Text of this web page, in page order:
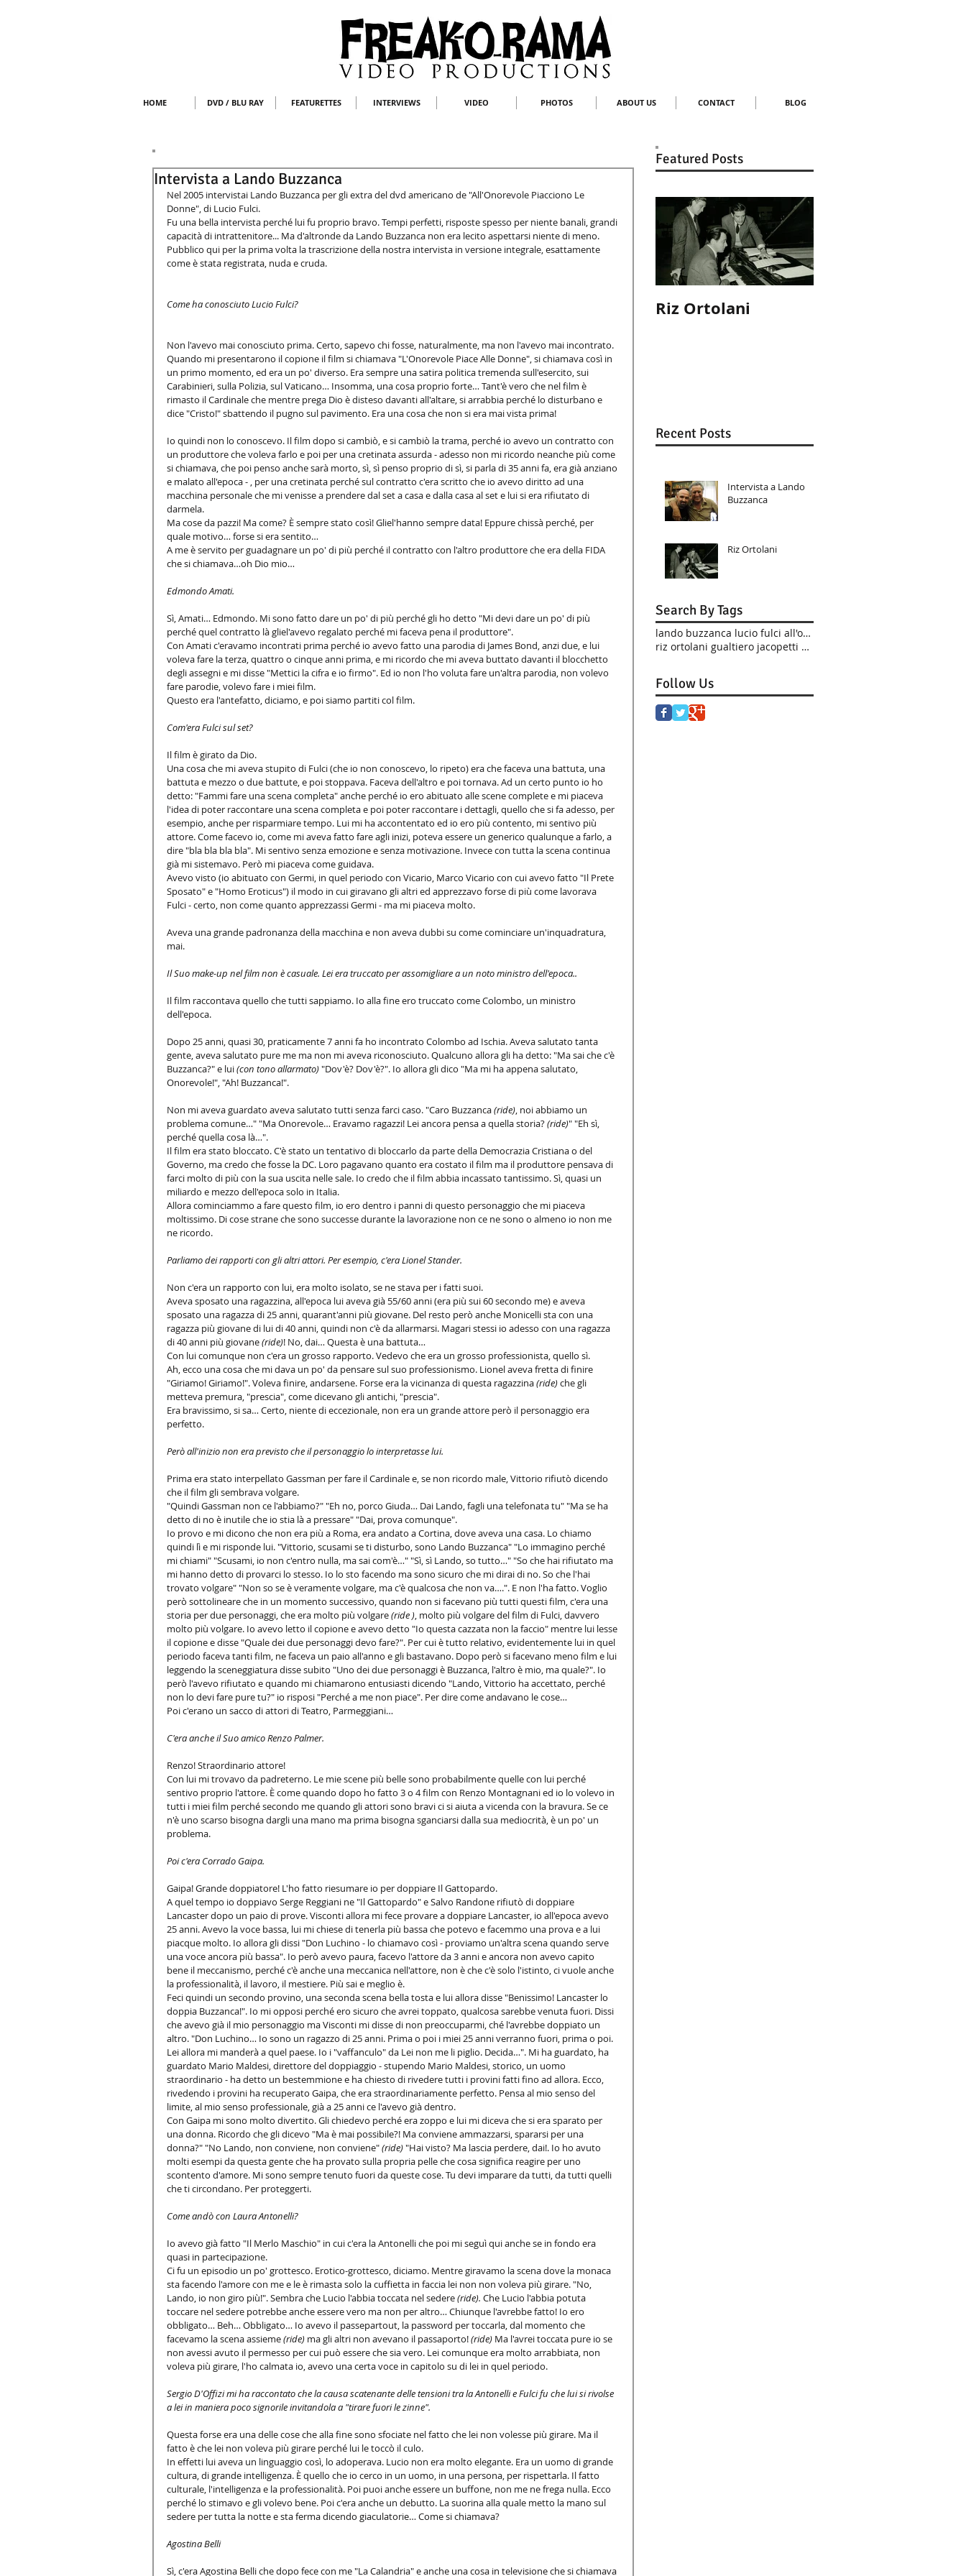
HOME DVD / BLU RAY FEATURETTES INTERVIEWS VIDEO PHOTOS ABOUT US CONTACT BLOG
Intervista a Lando Buzzanca
Nel 2005 intervistai Lando Buzzanca per gli extra del dvd americano de "All'Onorevole Piacciono Le
Donne", di Lucio Fulci.
Fu una bella intervista perché lui fu proprio bravo. Tempi perfetti, risposte spesso per niente banali, grandi
capacità di intrattenitore... Ma d'altronde da Lando Buzzanca non era lecito aspettarsi niente di meno.
Pubblico qui per la prima volta la trascrizione della nostra intervista in versione integrale, esattamente
come è stata registrata, nuda e cruda.
Come ha conosciuto Lucio Fulci?
Non l'avevo mai conosciuto prima. Certo, sapevo chi fosse, naturalmente, ma non l'avevo mai incontrato.
Quando mi presentarono il copione il film si chiamava "L'Onorevole Piace Alle Donne", si chiamava così in
un primo momento, ed era un po' diverso. Era sempre una satira politica tremenda sull'esercito, sui
Carabinieri, sulla Polizia, sul Vaticano… Insomma, una cosa proprio forte… Tant'è vero che nel film è
rimasto il Cardinale che mentre prega Dio è disteso davanti all'altare, si arrabbia perché lo disturbano e
dice "Cristo!" sbattendo il pugno sul pavimento. Era una cosa che non si era mai vista prima!
Io quindi non lo conoscevo. Il film dopo si cambiò, e si cambiò la trama, perché io avevo un contratto con
un produttore che voleva farlo e poi per una cretinata assurda - adesso non mi ricordo neanche più come
si chiamava, che poi penso anche sarà morto, sì, sì penso proprio di sì, si parla di 35 anni fa, era già anziano
e malato all'epoca - , per una cretinata perché sul contratto c'era scritto che io avevo diritto ad una
macchina personale che mi venisse a prendere dal set a casa e dalla casa al set e lui si era rifiutato di
darmela.
Ma cose da pazzi! Ma come? È sempre stato così! Gliel'hanno sempre data! Eppure chissà perché, per
quale motivo… forse si era sentito…
A me è servito per guadagnare un po' di più perché il contratto con l'altro produttore che era della FIDA
che si chiamava…oh Dio mio…
Edmondo Amati.
Sì, Amati… Edmondo. Mi sono fatto dare un po' di più perché gli ho detto "Mi devi dare un po' di più
perché quel contratto là gliel'avevo regalato perché mi faceva pena il produttore".
Con Amati c'eravamo incontrati prima perché io avevo fatto una parodia di James Bond, anzi due, e lui
voleva fare la terza, quattro o cinque anni prima, e mi ricordo che mi aveva buttato davanti il blocchetto
degli assegni e mi disse "Mettici la cifra e io firmo". Ed io non l'ho voluta fare un'altra parodia, non volevo
fare parodie, volevo fare i miei film.
Questo era l'antefatto, diciamo, e poi siamo partiti col film.
Com'era Fulci sul set?
Il film è girato da Dio.
Una cosa che mi aveva stupito di Fulci (che io non conoscevo, lo ripeto) era che faceva una battuta, una
battuta e mezzo o due battute, e poi stoppava. Faceva dell'altro e poi tornava. Ad un certo punto io ho
detto: "Fammi fare una scena completa" anche perché io ero abituato alle scene complete e mi piaceva
l'idea di poter raccontare una scena completa e poi poter raccontare i dettagli, quello che si fa adesso, per
esempio, anche per risparmiare tempo. Lui mi ha accontentato ed io ero più contento, mi sentivo più
attore. Come facevo io, come mi aveva fatto fare agli inizi, poteva essere un generico qualunque a farlo, a
dire "bla bla bla bla". Mi sentivo senza emozione e senza motivazione. Invece con tutta la scena continua
già mi sistemavo. Però mi piaceva come guidava.
Avevo visto (io abituato con Germi, in quel periodo con Vicario, Marco Vicario con cui avevo fatto "Il Prete
Sposato" e "Homo Eroticus") il modo in cui giravano gli altri ed apprezzavo forse di più come lavorava
Fulci - certo, non come quanto apprezzassi Germi - ma mi piaceva molto.
Aveva una grande padronanza della macchina e non aveva dubbi su come cominciare un'inquadratura,
mai.
Il Suo make-up nel film non è casuale. Lei era truccato per assomigliare a un noto ministro dell'epoca..
Il film raccontava quello che tutti sappiamo. Io alla fine ero truccato come Colombo, un ministro
dell'epoca.
Dopo 25 anni, quasi 30, praticamente 7 anni fa ho incontrato Colombo ad Ischia. Aveva salutato tanta
gente, aveva salutato pure me ma non mi aveva riconosciuto. Qualcuno allora gli ha detto: "Ma sai che c'è
Buzzanca?" e lui (con tono allarmato) "Dov'è? Dov'è?". Io allora gli dico "Ma mi ha appena salutato,
Onorevole!", "Ah! Buzzanca!".
Non mi aveva guardato aveva salutato tutti senza farci caso. "Caro Buzzanca (ride), noi abbiamo un
problema comune…" "Ma Onorevole… Eravamo ragazzi! Lei ancora pensa a quella storia? (ride)" "Eh sì,
perché quella cosa là…".
Il film era stato bloccato. C'è stato un tentativo di bloccarlo da parte della Democrazia Cristiana o del
Governo, ma credo che fosse la DC. Loro pagavano quanto era costato il film ma il produttore pensava di
farci molto di più con la sua uscita nelle sale. Io credo che il film abbia incassato tantissimo. Sì, quasi un
miliardo e mezzo dell'epoca solo in Italia.
Allora cominciammo a fare questo film, io ero dentro i panni di questo personaggio che mi piaceva
moltissimo. Di cose strane che sono successe durante la lavorazione non ce ne sono o almeno io non me
ne ricordo.
Parliamo dei rapporti con gli altri attori. Per esempio, c'era Lionel Stander.
Non c'era un rapporto con lui, era molto isolato, se ne stava per i fatti suoi.
Aveva sposato una ragazzina, all'epoca lui aveva già 55/60 anni (era più sui 60 secondo me) e aveva
sposato una ragazza di 25 anni, quarant'anni più giovane. Del resto però anche Monicelli sta con una
ragazza più giovane di lui di 40 anni, quindi non c'è da allarmarsi. Magari stessi io adesso con una ragazza
di 40 anni più giovane (ride)! No, dai… Questa è una battuta…
Con lui comunque non c'era un grosso rapporto. Vedevo che era un grosso professionista, quello sì.
Ah, ecco una cosa che mi dava un po' da pensare sul suo professionismo. Lionel aveva fretta di finire
"Giriamo! Giriamo!". Voleva finire, andarsene. Forse era la vicinanza di questa ragazzina (ride) che gli
metteva premura, "prescia", come dicevano gli antichi, "prescia".
Era bravissimo, si sa… Certo, niente di eccezionale, non era un grande attore però il personaggio era
perfetto.
Però all'inizio non era previsto che il personaggio lo interpretasse lui.
Prima era stato interpellato Gassman per fare il Cardinale e, se non ricordo male, Vittorio rifiutò dicendo
che il film gli sembrava volgare.
"Quindi Gassman non ce l'abbiamo?" "Eh no, porco Giuda… Dai Lando, fagli una telefonata tu" "Ma se ha
detto di no è inutile che io stia là a pressare" "Dai, prova comunque".
Io provo e mi dicono che non era più a Roma, era andato a Cortina, dove aveva una casa. Lo chiamo
quindi lì e mi risponde lui. "Vittorio, scusami se ti disturbo, sono Lando Buzzanca" "Lo immagino perché
mi chiami" "Scusami, io non c'entro nulla, ma sai com'è…" "Sì, sì Lando, so tutto…" "So che hai rifiutato ma
mi hanno detto di provarci lo stesso. Io lo sto facendo ma sono sicuro che mi dirai di no. So che l'hai
trovato volgare" "Non so se è veramente volgare, ma c'è qualcosa che non va….". E non l'ha fatto. Voglio
però sottolineare che in un momento successivo, quando non si facevano più tutti questi film, c'era una
storia per due personaggi, che era molto più volgare (ride ), molto più volgare del film di Fulci, davvero
molto più volgare. Io avevo letto il copione e avevo detto "Io questa cazzata non la faccio" mentre lui lesse
il copione e disse "Quale dei due personaggi devo fare?". Per cui è tutto relativo, evidentemente lui in quel
periodo faceva tanti film, ne faceva un paio all'anno e gli bastavano. Dopo però si facevano meno film e lui
leggendo la sceneggiatura disse subito "Uno dei due personaggi è Buzzanca, l'altro è mio, ma quale?". Io
però l'avevo rifiutato e quando mi chiamarono entusiasti dicendo "Lando, Vittorio ha accettato, perché
non lo devi fare pure tu?" io risposi "Perché a me non piace". Per dire come andavano le cose…
Poi c'erano un sacco di attori di Teatro, Parmeggiani…
C'era anche il Suo amico Renzo Palmer.
Renzo! Straordinario attore!
Con lui mi trovavo da padreterno. Le mie scene più belle sono probabilmente quelle con lui perché
sentivo proprio l'attore. È come quando dopo ho fatto 3 o 4 film con Renzo Montagnani ed io lo volevo in
tutti i miei film perché secondo me quando gli attori sono bravi ci si aiuta a vicenda con la bravura. Se ce
n'è uno scarso bisogna dargli una mano ma prima bisogna sganciarsi dalla sua mediocrità, è un po' un
problema.
Poi c'era Corrado Gaipa.
Gaipa! Grande doppiatore! L'ho fatto riesumare io per doppiare Il Gattopardo.
A quel tempo io doppiavo Serge Reggiani ne "Il Gattopardo" e Salvo Randone rifiutò di doppiare
Lancaster dopo un paio di prove. Visconti allora mi fece provare a doppiare Lancaster, io all'epoca avevo
25 anni. Avevo la voce bassa, lui mi chiese di tenerla più bassa che potevo e facemmo una prova e a lui
piacque molto. Io allora gli dissi "Don Luchino - lo chiamavo così - proviamo un'altra scena quando serve
una voce ancora più bassa". Io però avevo paura, facevo l'attore da 3 anni e ancora non avevo capito
bene il meccanismo, perché c'è anche una meccanica nell'attore, non è che c'è solo l'istinto, ci vuole anche
la professionalità, il lavoro, il mestiere. Più sai e meglio è.
Feci quindi un secondo provino, una seconda scena bella tosta e lui allora disse "Benissimo! Lancaster lo
doppia Buzzanca!". Io mi opposi perché ero sicuro che avrei toppato, qualcosa sarebbe venuta fuori. Dissi
che avevo già il mio personaggio ma Visconti mi disse di non preoccuparmi, ché l'avrebbe doppiato un
altro. "Don Luchino… Io sono un ragazzo di 25 anni. Prima o poi i miei 25 anni verranno fuori, prima o poi.
Lei allora mi manderà a quel paese. Io i "vaffanculo" da Lei non me li piglio. Decida…". Mi ha guardato, ha
guardato Mario Maldesi, direttore del doppiaggio - stupendo Mario Maldesi, storico, un uomo
straordinario - ha detto un bestemmione e ha chiesto di rivedere tutti i provini fatti fino ad allora. Ecco,
rivedendo i provini ha recuperato Gaipa, che era straordinariamente perfetto. Pensa al mio senso del
limite, al mio senso professionale, già a 25 anni ce l'avevo già dentro.
Con Gaipa mi sono molto divertito. Gli chiedevo perché era zoppo e lui mi diceva che si era sparato per
una donna. Ricordo che gli dicevo "Ma è mai possibile?! Ma conviene ammazzarsi, spararsi per una
donna?" "No Lando, non conviene, non conviene" (ride) "Hai visto? Ma lascia perdere, dai!. Io ho avuto
molti esempi da questa gente che ha provato sulla propria pelle che cosa significa reagire per uno
scontento d'amore. Mi sono sempre tenuto fuori da queste cose. Tu devi imparare da tutti, da tutti quelli
che ti circondano. Per proteggerti.
Come andò con Laura Antonelli?
Io avevo già fatto "Il Merlo Maschio" in cui c'era la Antonelli che poi mi seguì qui anche se in fondo era
quasi in partecipazione.
Ci fu un episodio un po' grottesco. Erotico-grottesco, diciamo. Mentre giravamo la scena dove la monaca
sta facendo l'amore con me e le è rimasta solo la cuffietta in faccia lei non non voleva più girare. "No,
Lando, io non giro più!". Sembra che Lucio l'abbia toccata nel sedere (ride). Che Lucio l'abbia potuta
toccare nel sedere potrebbe anche essere vero ma non per altro… Chiunque l'avrebbe fatto! Io ero
obbligato… Beh… Obbligato… Io avevo il passepartout, la password per toccarla, dal momento che
facevamo la scena assieme (ride) ma gli altri non avevano il passaporto! (ride) Ma l'avrei toccata pure io se
non avessi avuto il permesso per cui può essere che sia vero. Lei comunque era molto arrabbiata, non
voleva più girare, l'ho calmata io, avevo una certa voce in capitolo su di lei in quel periodo.
Sergio D'Offizi mi ha raccontato che la causa scatenante delle tensioni tra la Antonelli e Fulci fu che lui si rivolse
a lei in maniera poco signorile invitandola a "tirare fuori le zinne".
Questa forse era una delle cose che alla fine sono sfociate nel fatto che lei non volesse più girare. Ma il
fatto è che lei non voleva più girare perché lui le toccò il culo.
In effetti lui aveva un linguaggio così, lo adoperava. Lucio non era molto elegante. Era un uomo di grande
cultura, di grande intelligenza. È quello che io cerco in un uomo, in una persona, per rispettarla. Il fatto
culturale, l'intelligenza e la professionalità. Poi puoi anche essere un buffone, non me ne frega nulla. Ecco
perché lo stimavo e gli volevo bene. Poi c'era anche un debutto. La suorina alla quale metto la mano sul
sedere per tutta la notte e sta ferma dicendo giaculatorie… Come si chiamava?
Agostina Belli
Sì, c'era Agostina Belli che dopo fece con me "La Calandria" e anche una cosa in televisione che si chiamava
Featured Posts
Riz Ortolani
Recent Posts
Intervista a Lando
Buzzanca
Riz Ortolani
Search By Tags
lando buzzanca lucio fulci all'onorevole piacc
riz ortolani gualtiero jacopetti mondo cane africa
Follow Us